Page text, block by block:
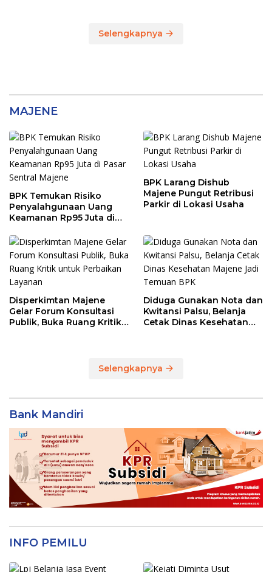
Selengkapnya
MAJENE
BPK Temukan Risiko
Penyalahgunaan Uang
Keamanan Rp95 Juta di
BPK Larang Dishub
Majene Pungut Retribusi
Parkir di Lokasi Usaha
Disperkimtan Majene
Gelar Forum Konsultasi
Publik, Buka Ruang Kritik
Diduga Gunakan Nota dan
Kwitansi Palsu, Belanja
Cetak Dinas Kesehatan
Selengkapnya
Bank Mandiri
INFO PEMILU